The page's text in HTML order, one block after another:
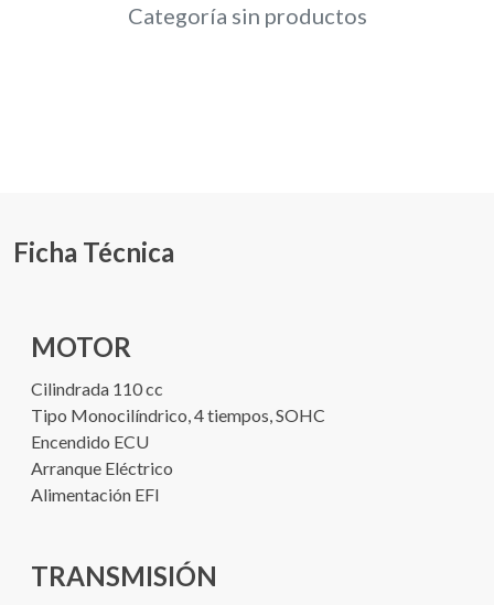
Categoría sin productos
Ficha Técnica
MOTOR
Cilindrada 110 cc
Tipo Monocilíndrico, 4 tiempos, SOHC
Encendido ECU
Arranque Eléctrico
Alimentación EFI
TRANSMISIÓN